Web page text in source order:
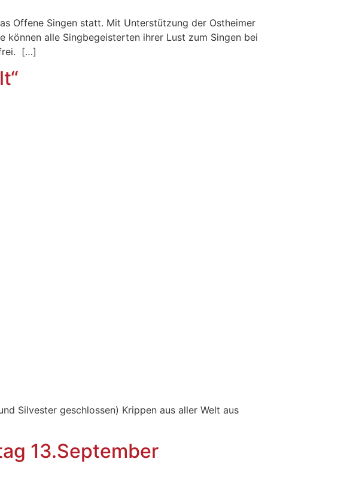
Offene Singen statt. Mit Unterstützung der Ostheimer
können alle Singbegeisterten ihrer Lust zum Singen bei
frei. […]
Silvester geschlossen) Krippen aus aller Welt aus
13.September